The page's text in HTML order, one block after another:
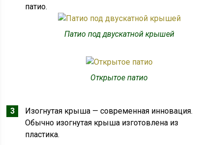
патио.
Патио под двускатной крышей
Открытое патио
Изогнутая крыша — современная инновация.
Обычно изогнутая крыша изготовлена ​​из
пластика.